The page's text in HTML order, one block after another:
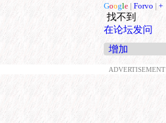
Google | Forvo | +
找不到
在论坛发问
增加
ADVERTISEMENT